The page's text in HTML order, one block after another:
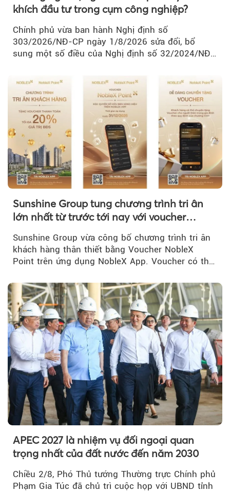
khích đầu tư trong cụm công nghiệp?
Chính phủ vừa ban hành Nghị định số
303/2026/NĐ-CP ngày 1/8/2026 sửa đổi, bổ
sung một số điều của Nghị định số 32/2024/NĐ-
Sunshine Group tung chương trình tri ân
lớn nhất từ trước tới nay với voucher
NobleX Point cho khách hàng thân thiết
Sunshine Group vừa công bố chương trình tri ân
khách hàng thân thiết bằng Voucher NobleX
Point trên ứng dụng NobleX App. Voucher có thể
APEC 2027 là nhiệm vụ đối ngoại quan
trọng nhất của đất nước đến năm 2030
Chiều 2/8, Phó Thủ tướng Thường trực Chính phủ
Phạm Gia Túc đã chủ trì cuộc họp với UBND tỉnh